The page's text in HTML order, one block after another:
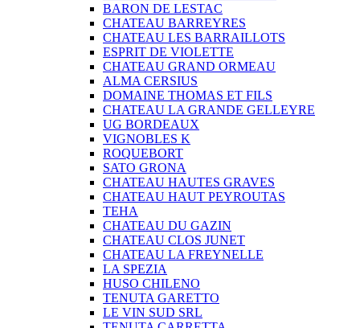
BARON DE LESTAC
CHATEAU BARREYRES
CHATEAU LES BARRAILLOTS
ESPRIT DE VIOLETTE
CHATEAU GRAND ORMEAU
ALMA CERSIUS
DOMAINE THOMAS ET FILS
CHATEAU LA GRANDE GELLEYRE
UG BORDEAUX
VIGNOBLES K
ROQUEBORT
SATO GRONA
CHATEAU HAUTES GRAVES
CHATEAU HAUT PEYROUTAS
TEHA
CHATEAU DU GAZIN
CHATEAU CLOS JUNET
CHATEAU LA FREYNELLE
LA SPEZIA
HUSO CHILENO
TENUTA GARETTO
LE VIN SUD SRL